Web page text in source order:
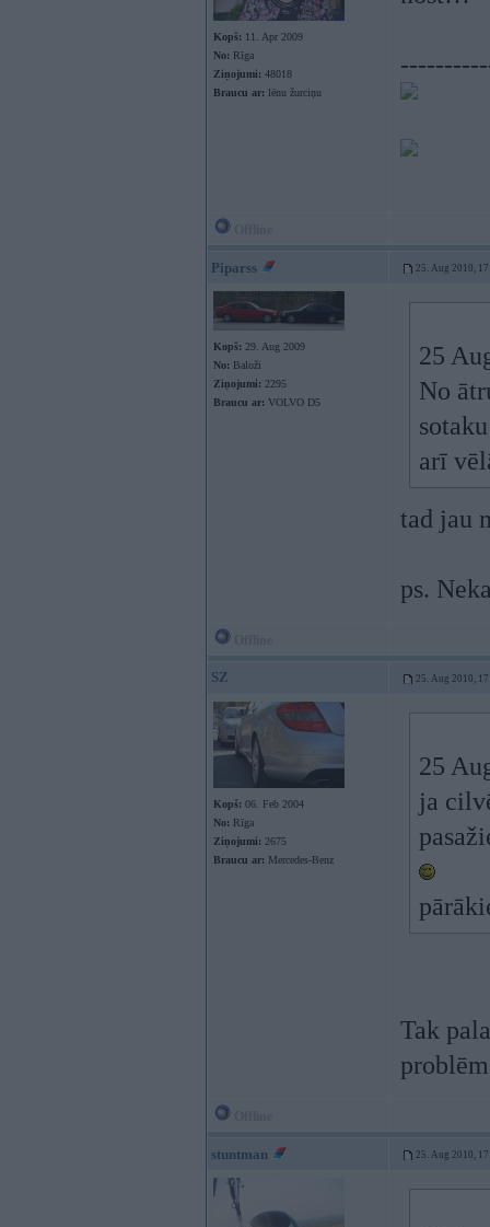
Kopš: 11. Apr 2009
No: Rīga
Ziņojumi: 48018
Braucu ar: lēnu žurciņu
Piparss 25. Aug 2010,
Kopš: 29. Aug 2009
No: Baloži
Ziņojumi: 2295
Braucu ar: VOLVO D5
25
No
arī
tad jau
ps.
SZ 25. Aug 2010,
Kopš: 06. Feb 2004
No: Rīga
Ziņojumi: 2675
Braucu ar: Mercedes-Benz
25
ja
Tak
stuntman 25. Aug 2010,